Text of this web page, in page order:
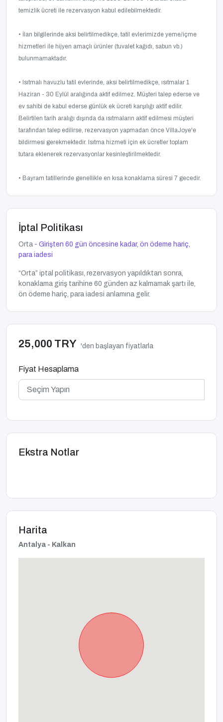
temizlik ücreti ile rezervasyon kabul edilebilmektedir.
• İlan bilgilerinde aksi belirtilmedikçe, tatil evlerimizde yeme/içme
hizmetleri ile hijyen amaçlı ürünler (tuvalet kağıdı, sabun vb.)
bulunmamaktadır.
• Isıtmalı havuzlu tatil evlerinde, aksi belirtilmedikçe, ısıtmalar 1
Haziran - 30 Eylül aralığında aktif edilmez. Müşteri talep ederse ve
ev sahibi de kabul ederse günlük ek ücreti karşılığı aktif edilir.
Belirtilen tarih aralığı dışında da ısıtmaların aktif edilmesi müşteri
tarafından talep edilirse, rezervasyon yapmadan önce VillaJoye'e
bildirmesi gerekmektedir. Isıtma hizmeti için ek ücretler toplam
tutara eklenerek rezervasyonlar kesinleştirilmektedir.
• Bayram tatillerinde genellikle en kısa konaklama süresi 7 gecedir.
İptal Politikası
Orta - Girişten 60 gün öncesine kadar, ön ödeme hariç,
para iadesi
“Orta” iptal politikası, rezervasyon yapıldıktan sonra,
konaklama giriş tarihine 60 günden az kalmamak şartı ile,
ön ödeme hariç, para iadesi anlamına gelir.
25,000 TRY 'den başlayan fiyatlarla
Fiyat Hesaplama
Ekstra Notlar
Harita
Antalya - Kalkan